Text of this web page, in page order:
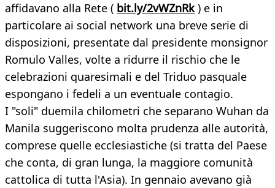
affidavano alla Rete ( bit.ly/2vWZnRk) e in
particolare ai social network una breve serie di
disposizioni, presentate dal presidente monsignor
Romulo Valles, volte a ridurre il rischio che le
celebrazioni quaresimali e del Triduo pasquale
espongano i fedeli a un eventuale contagio.
I "soli" duemila chilometri che separano Wuhan da
Manila suggeriscono molta prudenza alle autorità,
comprese quelle ecclesiastiche (si tratta del Paese
che conta, di gran lunga, la maggiore comunità
cattolica di tutta l'Asia). In gennaio avevano già